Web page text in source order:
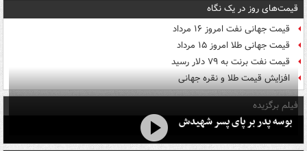
قیمت‌های روز در یک نگاه
قیمت جهانی نفت امروز ۱۶ مرداد
قیمت جهانی طلا امروز ۱۵ مرداد
قیمت نفت برنت به ۷۹ دلار رسید
افزایش قیمت طلا و نقره جهانی
فیلم برگزیده
بوسه‌ پدر بر پای پسر شهیدش